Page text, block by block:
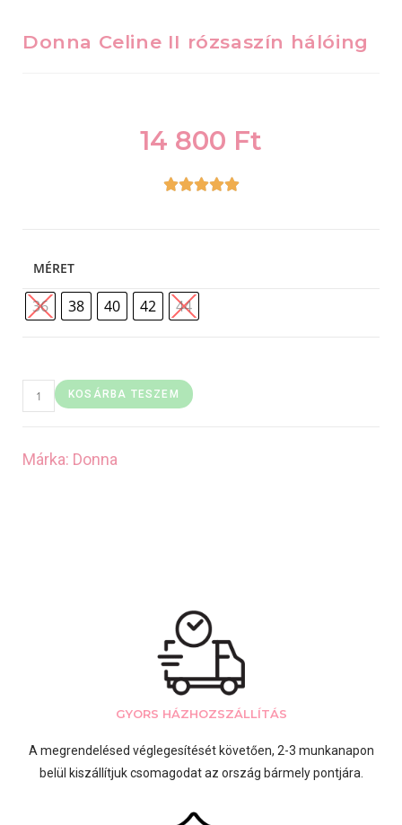
Donna Celine II rózsaszín hálóing
14 800 Ft

MÉRET
36 38 40 42 44
KOSÁRBA TESZEM
Márka: Donna
GYORS HÁZHOZSZÁLLÍTÁS
A megrendelésed véglegesítését követően, 2-3 munkanapon
belül kiszállítjuk csomagodat az ország bármely pontjára.